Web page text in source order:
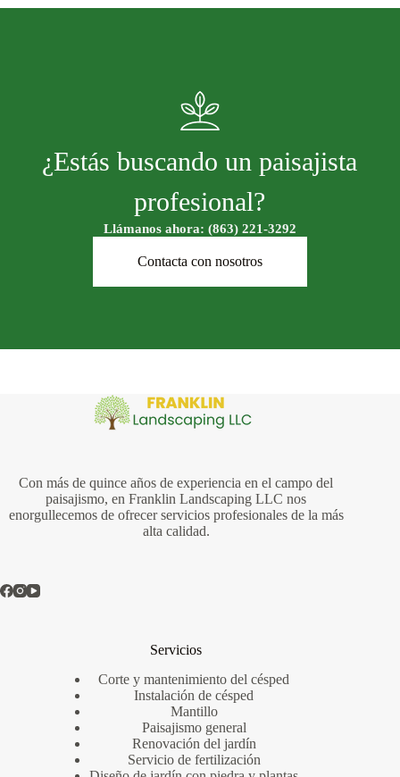
¿Estás buscando un paisajista
profesional?
Llámanos ahora: (863) 221-3292
Contacta con nosotros
Con más de quince años de experiencia en el campo del
paisajismo, en Franklin Landscaping LLC nos
enorgullecemos de ofrecer servicios profesionales de la más
alta calidad.
Servicios
Corte y mantenimiento del césped
Instalación de césped
Mantillo
Paisajismo general
Renovación del jardín
Servicio de fertilización